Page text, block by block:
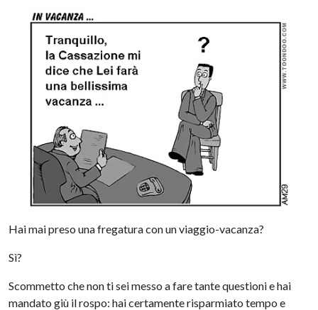
Hai mai preso una fregatura con un viaggio-vacanza?
Sì?
Scommetto che non ti sei messo a fare tante questioni e hai
mandato giù il rospo: hai certamente risparmiato tempo e